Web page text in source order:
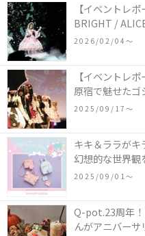
【イベントレ
BRIGHT /
COLLECTION in
2026/02/04〜
【イベントレ
原宿で魅せたゴ
2025/09/17〜
キキ＆ララがキ
幻想的な世界
ツインスターズ
2025/09/01〜
Q-pot.23周年！
んがアニバー